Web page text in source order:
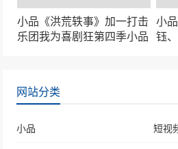
瓜 各怀鬼胎出奇招
22555次播放
小品《洪荒轶事》加一打击
乐团我为喜剧狂第四季小品
小
钰
网站分类
小品 短视